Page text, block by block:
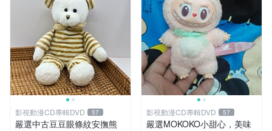
影視動漫CD專輯DVD 57
嚴選中古豆豆眼條紋安撫熊
影視動漫CD專輯DVD 57
嚴選MOKOKO小甜心，美味